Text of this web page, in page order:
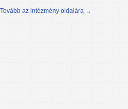
Tovább az intézmény oldalára →